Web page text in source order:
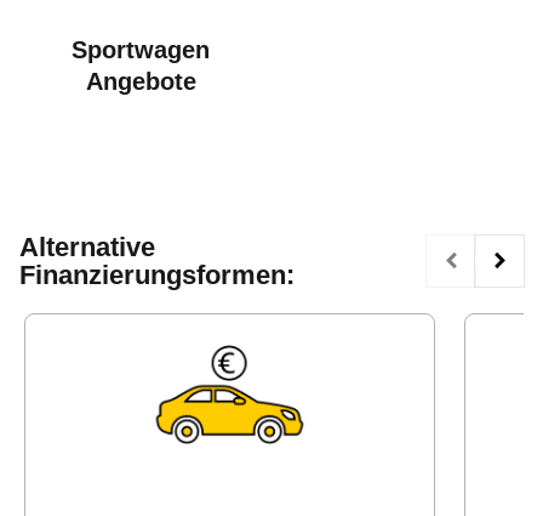
Sportwagen
Angebote
Alternative
Finanzierungsformen: